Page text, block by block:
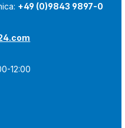
+49 (0)9843 9897-0
12:00